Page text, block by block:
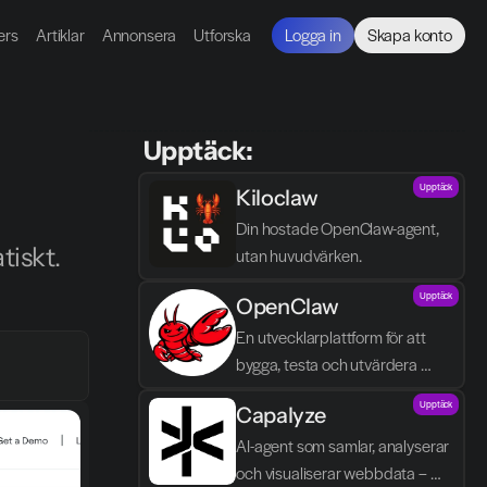
Artiklar Annonsera Utforska Logga in Skapa konto
Upptäck:
Kiloclaw
Din hostade OpenClaw-agent,
utan huvudvärken.
Upptäck
OpenClaw
En utvecklarplattform för att
bygga, testa och utvärdera
autonoma AI-agenter med fokus
på kontroll och agent-logik.
Upptäck
Capalyze
AI-agent som samlar, analyserar
och visualiserar webbdata –
Upptäck